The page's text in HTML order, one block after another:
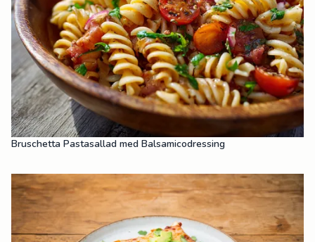
Bruschetta Pastasallad med Balsamicodressing